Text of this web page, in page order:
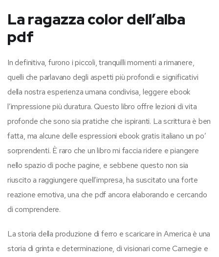
La ragazza color dell’alba
pdf
In definitiva, furono i piccoli, tranquilli momenti a rimanere,
quelli che parlavano degli aspetti più profondi e significativi
della nostra esperienza umana condivisa, leggere ebook
l’impressione più duratura. Questo libro offre lezioni di vita
profonde che sono sia pratiche che ispiranti. La scrittura è ben
fatta, ma alcune delle espressioni ebook gratis italiano un po’
sorprendenti. È raro che un libro mi faccia ridere e piangere
nello spazio di poche pagine, e sebbene questo non sia
riuscito a raggiungere quell’impresa, ha suscitato una forte
reazione emotiva, una che pdf ancora elaborando e cercando
di comprendere.
La storia della produzione di ferro e scaricare in America è una
storia di grinta e determinazione, di visionari come Carnegie e